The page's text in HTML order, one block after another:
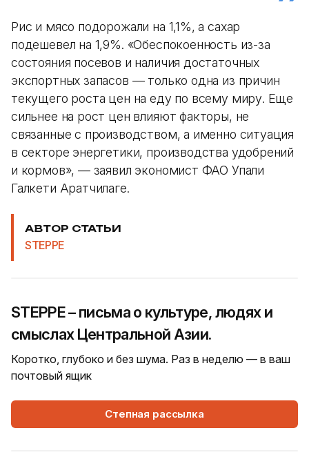
Рис и мясо подорожали на 1,1%, а сахар
подешевел на 1,9%. «Обеспокоенность из-за
состояния посевов и наличия достаточных
экспортных запасов — только одна из причин
текущего роста цен на еду по всему миру. Еще
сильнее на рост цен влияют факторы, не
связанные с производством, а именно ситуация
в секторе энергетики, производства удобрений
и кормов», — заявил экономист ФАО Упали
Галкети Аратчилаге.
АВТОР СТАТЬИ
STEPPE
STEPPE – письма о культуре, людях и
смыслах Центральной Азии.
Коротко, глубоко и без шума. Раз в неделю — в ваш
почтовый ящик
Степная рассылка